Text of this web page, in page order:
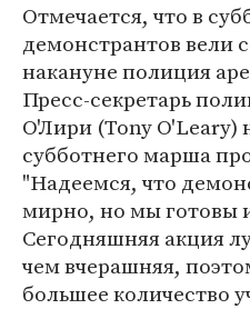
Отмечается, что в
демонстрантов вели
накануне полиция
Пресс-секретарь
О'Лири (Tony O'Leary)
субботнего марша
"Надеемся, что
мирно, но мы готовы
Сегодняшняя акция
чем вчерашняя,
большее количество